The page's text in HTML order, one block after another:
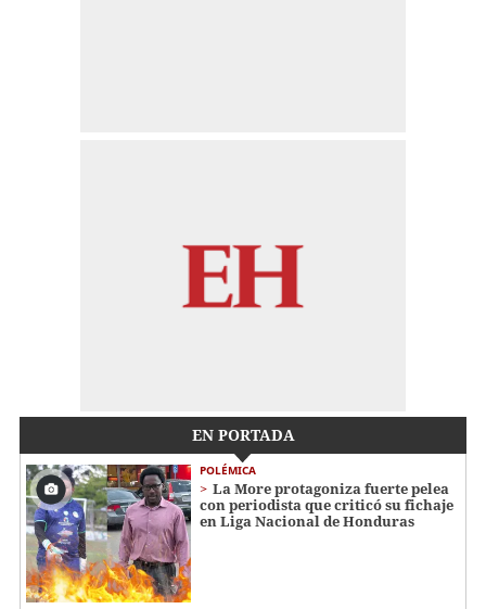
EN PORTADA
POLÉMICA
La More protagoniza fuerte pelea
con periodista que criticó su fichaje
en Liga Nacional de Honduras